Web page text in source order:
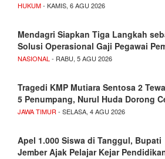
HUKUM- KAMIS, 6 AGU 2026
Mendagri Siapkan Tiga Langkah
Solusi Operasional Gaji Pegawai
NASIONAL - RABU, 5 AGU 2026
Tragedi KMP Mutiara Sentosa 2
5 Penumpang, Nurul Huda Dorong
JAWA TIMUR - SELASA, 4 AGU 2026
Apel 1.000 Siswa di Tanggul, Bupati
Jember Ajak Pelajar Kejar